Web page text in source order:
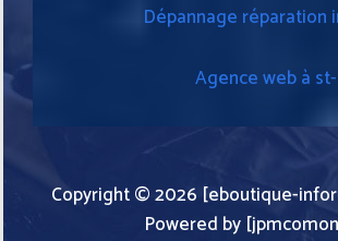
Dépannage réparation
Agence web à
Copyright © 2026 [eboutique-
Powered by